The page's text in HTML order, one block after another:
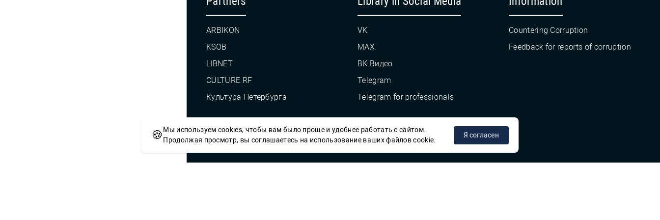
ARBIKON
KSOB
LIBNET
CULTURE.RF
Культура Петербурга
VK
MAX
ВК Видео
Telegram
Telegram for professionals
Countering Corruption
Feedback for reports of corruption
© СПб ГБУК ГСЦБС, 2012-2026 гг.
🍪 Мы используем cookies, чтобы вам было проще и удобнее работать с сайтом.
Продолжая просмотр, вы соглашаетесь на использование ваших файлов cookie.
Я согласен